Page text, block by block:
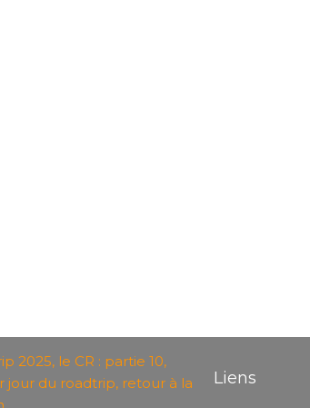
2025, le CR : partie 10,
jour du roadtrip, retour à la
Liens